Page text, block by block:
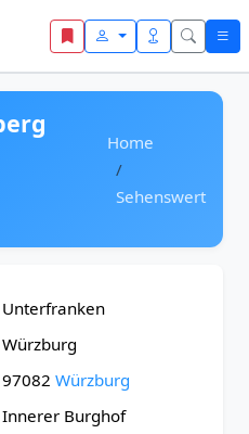
Home
Sehenswert
Unterfranken
Würzburg
97082 Würzburg
Innerer Burghof